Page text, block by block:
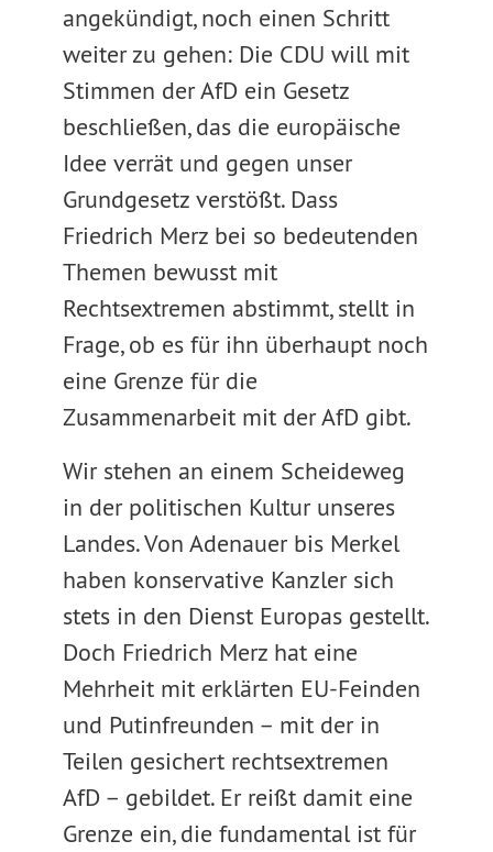
angekündigt, noch einen Schritt
weiter zu gehen: Die CDU will mit
Stimmen der AfD ein Gesetz
beschließen, das die europäische
Idee verrät und gegen unser
Grundgesetz verstößt. Dass
Friedrich Merz bei so bedeutenden
Themen bewusst mit
Rechtsextremen abstimmt, stellt in
Frage, ob es für ihn überhaupt noch
eine Grenze für die
Zusammenarbeit mit der AfD gibt.
Wir stehen an einem Scheideweg
in der politischen Kultur unseres
Landes. Von Adenauer bis Merkel
haben konservative Kanzler sich
stets in den Dienst Europas gestellt.
Doch Friedrich Merz hat eine
Mehrheit mit erklärten EU-Feinden
und Putinfreunden – mit der in
Teilen gesichert rechtsextremen
AfD – gebildet. Er reißt damit eine
Grenze ein, die fundamental ist für